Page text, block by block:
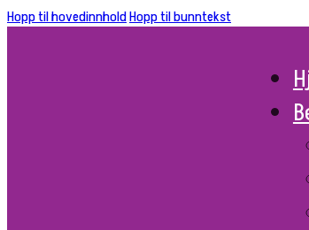
Hopp til hovedinnholdHopp til bunntekst